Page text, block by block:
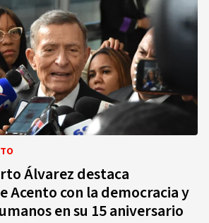
Álvarez destaca
Acento con la democracia y
en su 15 aniversario